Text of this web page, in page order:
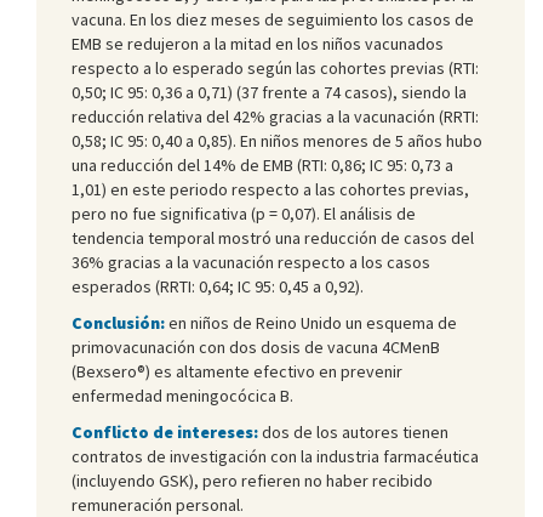
vacuna. En los diez meses de seguimiento los casos de
EMB se redujeron a la mitad en los niños vacunados
respecto a lo esperado según las cohortes previas (RTI:
0,50; IC 95: 0,36 a 0,71) (37 frente a 74 casos), siendo la
reducción relativa del 42% gracias a la vacunación (RRTI:
0,58; IC 95: 0,40 a 0,85). En niños menores de 5 años hubo
una reducción del 14% de EMB (RTI: 0,86; IC 95: 0,73 a
1,01) en este periodo respecto a las cohortes previas,
pero no fue significativa (p = 0,07). El análisis de
tendencia temporal mostró una reducción de casos del
36% gracias a la vacunación respecto a los casos
esperados (RRTI: 0,64; IC 95: 0,45 a 0,92).
Conclusión:en niños de Reino Unido un esquema de
primovacunación con dos dosis de vacuna 4CMenB
(Bexsero®) es altamente efectivo en prevenir
enfermedad meningocócica B.
Conflicto de intereses:dos de los autores tienen
contratos de investigación con la industria farmacéutica
(incluyendo GSK), pero refieren no haber recibido
remuneración personal.